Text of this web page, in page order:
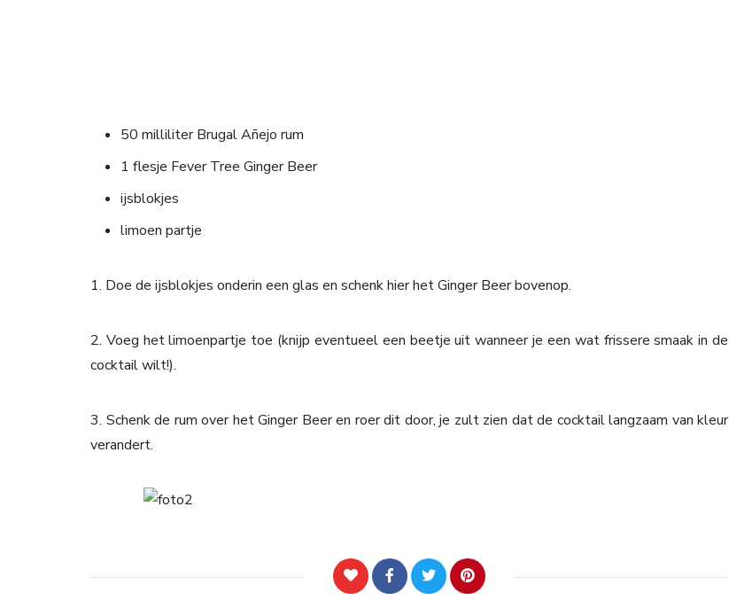
50 milliliter Brugal Añejo rum
1 flesje Fever Tree Ginger Beer
ijsblokjes
limoen partje
1. Doe de ijsblokjes onderin een glas en schenk hier het Ginger Beer bovenop.
2. Voeg het limoenpartje toe (knijp eventueel een beetje uit wanneer je een wat frissere smaak in de
cocktail wilt!).
3. Schenk de rum over het Ginger Beer en roer dit door, je zult zien dat de cocktail langzaam van kleur
verandert.